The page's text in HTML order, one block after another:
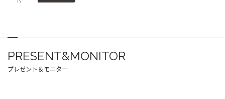
PRESENT&MONITOR
プレゼント＆モニター